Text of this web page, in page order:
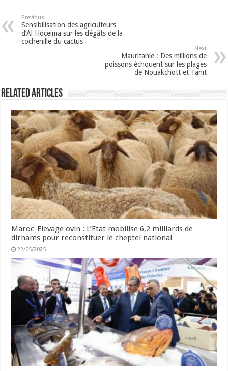
Previous
Sensibilisation des agriculteurs
d’Al Hoceima sur les dégâts de la
cochenille du cactus
Next
Mauritanie : Des millions de
poissons échouent sur les plages
de Nouakchott et Tanit
Related Articles
Maroc-Elevage ovin : L’Etat mobilise 6,2 milliards de
dirhams pour reconstituer le cheptel national
22/05/2025